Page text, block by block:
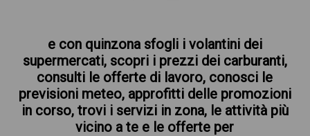
e con quinzona sfogli i volantini dei
supermercati, scopri i prezzi dei carburanti,
consulti le offerte di lavoro, conosci le
previsioni meteo, approfitti delle promozioni
in corso, trovi i servizi in zona, le attività più
vicino a te e le offerte per